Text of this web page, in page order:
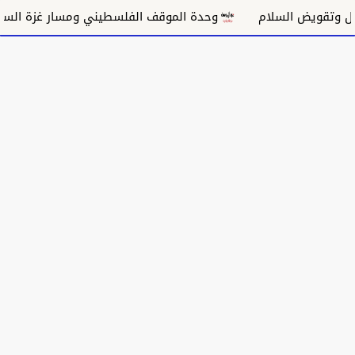
وحدة الموقف الفلسطيني ومسار غزة السياسي